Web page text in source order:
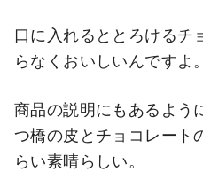
口に入れるととろけるチ
らなくおいしいんですよ。
商品の説明にもあるよう
つ橋の皮とチョコレート
らい素晴らしい。